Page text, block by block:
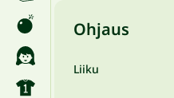
Ohjaus
Liiku